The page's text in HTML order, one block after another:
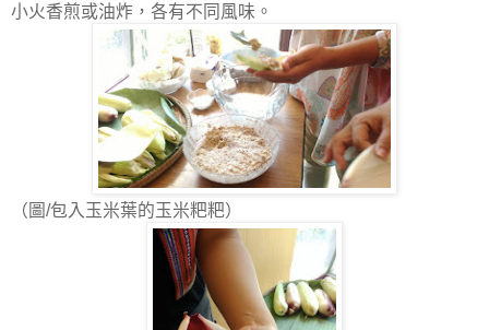
小火香煎或油炸，各有不同風味。
（圖/包入玉米葉的玉米粑粑）